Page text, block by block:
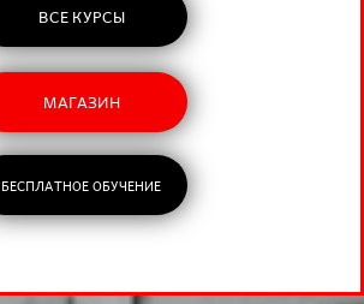
БЕСПЛАТНОЕ ОБУЧЕНИЕ
ВСЕ КУРСЫ
МАГАЗИН